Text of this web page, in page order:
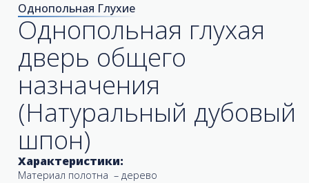
Однопольная Глухие
Однопольная глухая
дверь общего
назначения
(Натуральный дубовый
шпон)
Характеристики:
Материал полотна – дерево